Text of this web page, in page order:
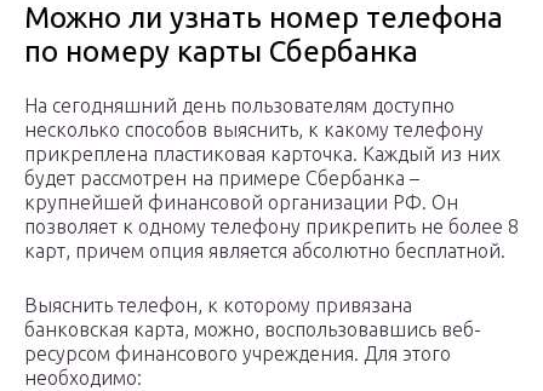
Можно ли узнать номер телефона
по номеру карты Сбербанка
На сегодняшний день пользователям доступно
несколько способов выяснить, к какому телефону
прикреплена пластиковая карточка. Каждый из них
будет рассмотрен на примере Сбербанка –
крупнейшей финансовой организации РФ. Он
позволяет к одному телефону прикрепить не более 8
карт, причем опция является абсолютно бесплатной.
Выяснить телефон, к которому привязана
банковская карта, можно, воспользовавшись веб-
ресурсом финансового учреждения. Для этого
необходимо: